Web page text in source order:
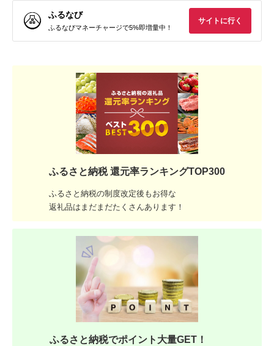
ふるなび
ふるなびマネーチャージで5%即増量中！
サイトに行く
ふるさと納税 還元率ランキングTOP300
ふるさと納税の制度改定後もお得な
返礼品はまだまだたくさんあります！
ふるさと納税でポイント大量GET！